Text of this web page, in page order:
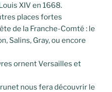
XIV en 1668.
places fortes
de la Franche-Comté : le
Salins, Gray, ou encore
ornent Versailles et
nous fera découvrir le